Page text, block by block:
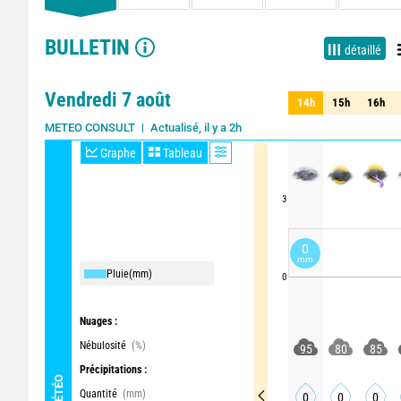
BULLETIN détaillé
Vendredi 7 août
METEO CONSULT Actualisé, il y a 2h
MÉTÉO
Graphe Tableau
Pluie(mm)
Nuages :
Nébulosité (%)
Précipitations :
Quantité (mm)
3
0
14h 15h 16h
14h 15h 16h
95 80 85
0 0 0
0
mm